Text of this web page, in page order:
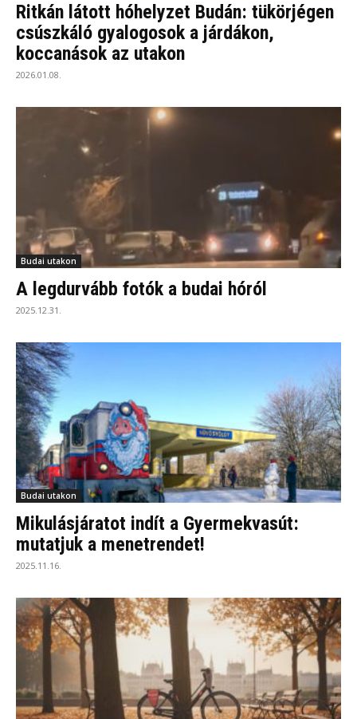
Ritkán látott hóhelyzet Budán: tükörjégen
csúszkáló gyalogosok a járdákon,
koccanások az utakon
2026.01.08.
Budai utakon
A legdurvább fotók a budai hóról
2025.12.31.
Budai utakon
Mikulásjáratot indít a Gyermekvasút:
mutatjuk a menetrendet!
2025.11.16.